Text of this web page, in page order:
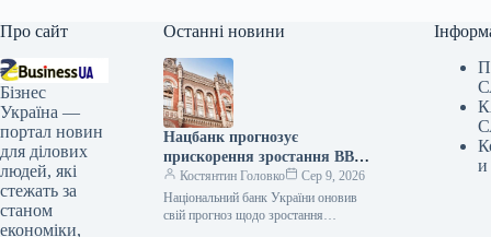
Про сайт
Бізнес
Україна —
портал новин
для ділових
людей, які
стежать за
станом
економіки,
Останні новини
Нацбанк прогнозує
прискорення зростання ВВП
України до 4,2% на кінець
2026 року
Костянтин Головко
Сер 9, 2026
Національний банк України оновив
свій прогноз щодо зростання
и